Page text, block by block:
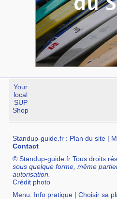
Your
local
SUP
Shop
Standup-guide.fr : Plan du site |
Contact
© Standup-guide.fr Tous droits
sous quelque forme, même
autorisation.
Crédit photo
Menu: Info pratique |Choisir sa